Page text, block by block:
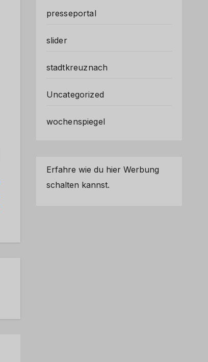
presseportal
slider
stadtkreuznach
Uncategorized
wochenspiegel
Erfahre wie du hier Werbung
schalten kannst.